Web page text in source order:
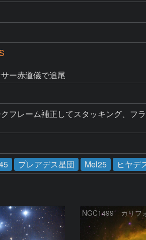
ー赤道儀で追尾
フレーム補正してスタッキング、フ
プレアデス星団 Mel25 ヒヤデ